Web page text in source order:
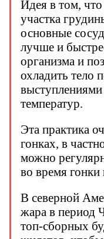
Идея в том, что
участка
основные
лучше и
организма и
охладить тело
температур.
Эта практика
гонках, в
можно
во время
В северной
жара в период
топ-сборных